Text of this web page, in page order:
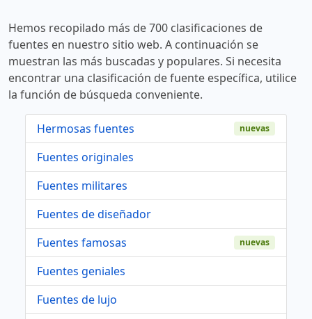
Hemos recopilado más de 700 clasificaciones de
fuentes en nuestro sitio web. A continuación se
muestran las más buscadas y populares. Si necesita
encontrar una clasificación de fuente específica, utilice
la función de búsqueda conveniente.
Hermosas fuentes nuevas
Fuentes originales
Fuentes militares
Fuentes de diseñador
Fuentes famosas
nuevas
Fuentes geniales
Fuentes de lujo